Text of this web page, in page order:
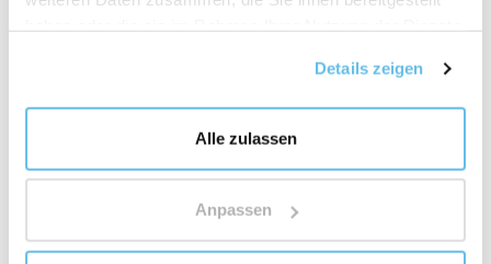
Details zeigen
Alle zulassen
Anpassen
Aroma Halskette -
Blume des Lebens -
Symbol der heiligen
Geometrie